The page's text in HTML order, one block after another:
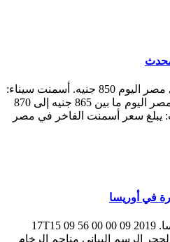
يبلغ سعر أسمنت العسكري في مصر اليوم 850 جنيه. أسمنت سيناء:
يتراوح سعر أسمنت سيناء في مصر اليوم ما بين 865 جنيه إلى 870
يبلغ سعر أسمنت الفاخر في مصر
في أوريسا
سعر أسمنت الطراتك في أوريسا. 2019 09 17T15 09 56 00 00
الرسم البياني مناجم الرخام